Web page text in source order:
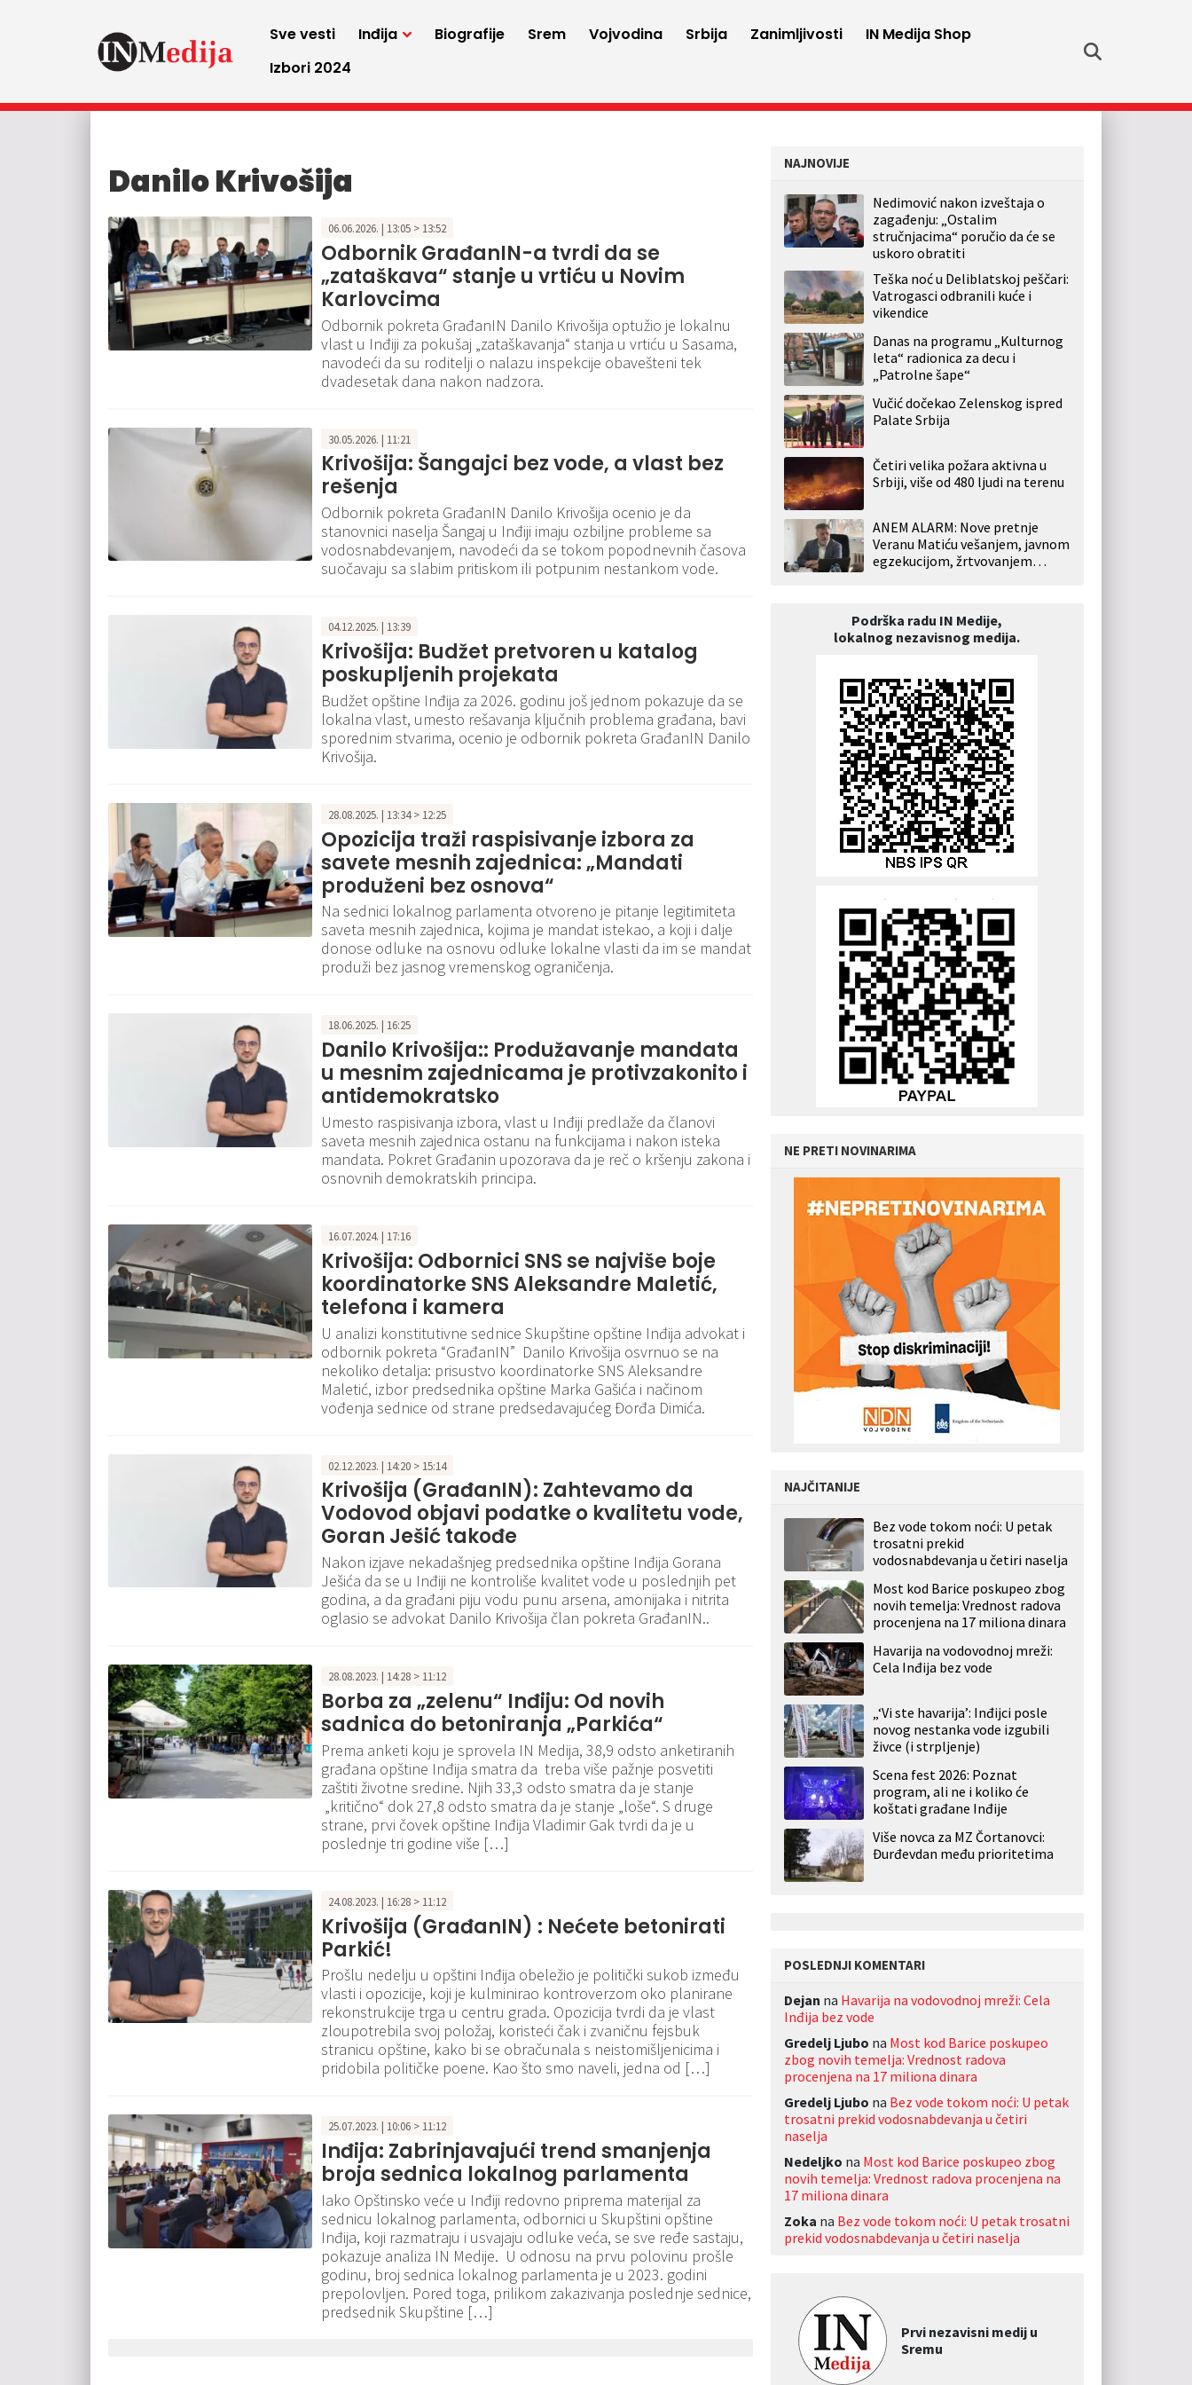
Sve vesti Inđija Biografije Srem Vojvodina Srbija Zanimljivosti
IN Medija Shop
Izbori 2024
Danilo Krivošija
06.06.2026. | 13:05 > 13:52
Odbornik GrađanIN-a tvrdi da se
„zataškava“ stanje u vrtiću u Novim
Karlovcima
Odbornik pokreta GrađanIN Danilo Krivošija optužio je lokalnu
vlast u Inđiji za pokušaj „zataškavanja“ stanja u vrtiću u Sasama,
navodeći da su roditelji o nalazu inspekcije obavešteni tek
dvadesetak dana nakon nadzora.
30.05.2026. | 11:21
Krivošija: Šangajci bez vode, a vlast bez
rešenja
Odbornik pokreta GrađanIN Danilo Krivošija ocenio je da
stanovnici naselja Šangaj u Inđiji imaju ozbiljne probleme sa
vodosnabdevanjem, navodeći da se tokom popodnevnih časova
suočavaju sa slabim pritiskom ili potpunim nestankom vode.
04.12.2025. | 13:39
Krivošija: Budžet pretvoren u katalog
poskupljenih projekata
Budžet opštine Inđija za 2026. godinu još jednom pokazuje da se
lokalna vlast, umesto rešavanja ključnih problema građana, bavi
sporednim stvarima, ocenio je odbornik pokreta GrađanIN Danilo
Krivošija.
28.08.2025. | 13:34 > 12:25
Opozicija traži raspisivanje izbora za
savete mesnih zajednica: „Mandati
produženi bez osnova“
Na sednici lokalnog parlamenta otvoreno je pitanje legitimiteta
saveta mesnih zajednica, kojima je mandat istekao, a koji i dalje
donose odluke na osnovu odluke lokalne vlasti da im se mandat
produži bez jasnog vremenskog ograničenja.
18.06.2025. | 16:25
Danilo Krivošija:: Produžavanje mandata
u mesnim zajednicama je protivzakonito i
antidemokratsko
Umesto raspisivanja izbora, vlast u Inđiji predlaže da članovi
saveta mesnih zajednica ostanu na funkcijama i nakon isteka
mandata. Pokret Građanin upozorava da je reč o kršenju zakona i
osnovnih demokratskih principa.
16.07.2024. | 17:16
Krivošija: Odbornici SNS se najviše boje
koordinatorke SNS Aleksandre Maletić,
telefona i kamera
U analizi konstitutivne sednice Skupštine opštine Inđija advokat i
odbornik pokreta “GrađanIN” Danilo Krivošija osvrnuo se na
nekoliko detalja: prisustvo koordinatorke SNS Aleksandre
Maletić, izbor predsednika opštine Marka Gašića i načinom
vođenja sednice od strane predsedavajućeg Đorđa Dimića.
02.12.2023. | 14:20 > 15:14
Krivošija (GrađanIN): Zahtevamo da
Vodovod objavi podatke o kvalitetu vode,
Goran Ješić takođe
Nakon izjave nekadašnjeg predsednika opštine Inđija Gorana
Ješića da se u Inđiji ne kontroliše kvalitet vode u poslednjih pet
godina, a da građani piju vodu punu arsena, amonijaka i nitrita
oglasio se advokat Danilo Krivošija član pokreta GrađanIN..
28.08.2023. | 14:28 > 11:12
Borba za „zelenu“ Inđiju: Od novih
sadnica do betoniranja „Parkića“
Prema anketi koju je sprovela IN Medija, 38,9 odsto anketiranih
građana opštine Inđija smatra da treba više pažnje posvetiti
zaštiti životne sredine. Njih 33,3 odsto smatra da je stanje
„kritično“ dok 27,8 odsto smatra da je stanje „loše“. S druge
strane, prvi čovek opštine Inđija Vladimir Gak tvrdi da je u
poslednje tri godine više […]
24.08.2023. | 16:28 > 11:12
Krivošija (GrađanIN) : Nećete betonirati
Parkić!
Prošlu nedelju u opštini Inđija obeležio je politički sukob između
vlasti i opozicije, koji je kulminirao kontroverzom oko planirane
rekonstrukcije trga u centru grada. Opozicija tvrdi da je vlast
zloupotrebila svoj položaj, koristeći čak i zvaničnu fejsbuk
stranicu opštine, kako bi se obračunala s neistomišljenicima i
pridobila političke poene. Kao što smo naveli, jedna od […]
25.07.2023. | 10:06 > 11:12
Inđija: Zabrinjavajući trend smanjenja
broja sednica lokalnog parlamenta
Iako Opštinsko veće u Inđiji redovno priprema materijal za
sednicu lokalnog parlamenta, odbornici u Skupštini opštine
Inđija, koji razmatraju i usvajaju odluke veća, se sve ređe sastaju,
pokazuje analiza IN Medije. U odnosu na prvu polovinu prošle
godinu, broj sednica lokalnog parlamenta je u 2023. godini
prepolovljen. Pored toga, prilikom zakazivanja poslednje sednice,
predsednik Skupštine […]
NAJNOVIJE
Nedimović nakon izveštaja o
zagađenju: „Ostalim
stručnjacima“ poručio da će se
uskoro obratiti
Teška noć u Deliblatskoj peščari:
Vatrogasci odbranili kuće i
vikendice
Danas na programu „Kulturnog
leta“ radionica za decu i
„Patrolne šape“
Vučić dočekao Zelenskog ispred
Palate Srbija
Četiri velika požara aktivna u
Srbiji, više od 480 ljudi na terenu
ANEM ALARM: Nove pretnje
Veranu Matiću vešanjem, javnom
egzekucijom, žrtvovanjem…
Podrška radu IN Medije,
lokalnog nezavisnog medija.
NE PRETI NOVINARIMA
NAJČITANIJE
Bez vode tokom noći: U petak
trosatni prekid
vodosnabdevanja u četiri naselja
Most kod Barice poskupeo zbog
novih temelja: Vrednost radova
procenjena na 17 miliona dinara
Havarija na vodovodnoj mreži:
Cela Inđija bez vode
„‘Vi ste havarija’: Inđijci posle
novog nestanka vode izgubili
živce (i strpljenje)
Scena fest 2026: Poznat
program, ali ne i koliko će
koštati građane Inđije
Više novca za MZ Čortanovci:
Đurđevdan među prioritetima
POSLEDNJI KOMENTARI
Dejan na Havarija na vodovodnoj mreži: Cela
Inđija bez vode
Gredelj Ljubo na Most kod Barice poskupeo
zbog novih temelja: Vrednost radova
procenjena na 17 miliona dinara
Gredelj Ljubo na Bez vode tokom noći: U petak
trosatni prekid vodosnabdevanja u četiri
naselja
Nedeljko na Most kod Barice poskupeo zbog
novih temelja: Vrednost radova procenjena na
17 miliona dinara
Zoka na Bez vode tokom noći: U petak trosatni
prekid vodosnabdevanja u četiri naselja
Prvi nezavisni medij u
Sremu